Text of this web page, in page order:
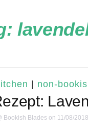
| non-
Bookish Bladeson 11/08/2018